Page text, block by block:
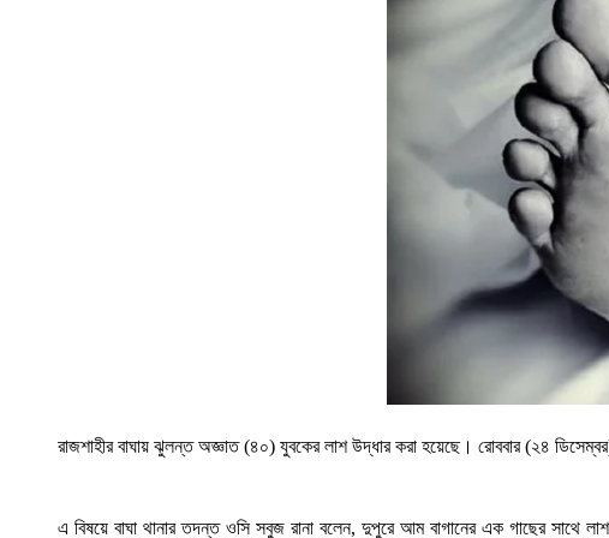
রাজশাহীর বাঘায় ঝুলন্ত অজ্ঞাত (৪০) যুবকের লাশ উদ্ধার করা হয়েছে। রোববার (২৪
এ বিষয়ে বাঘা থানার তদন্ত ওসি সবুজ রানা বলেন, দুপুরে আম বাগানের এক গাছের সাথে